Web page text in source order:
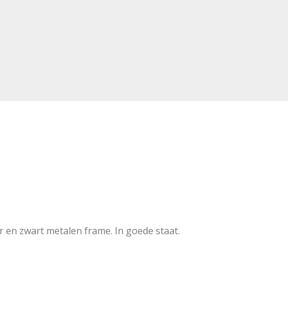
zwart metalen frame. In goede staat.